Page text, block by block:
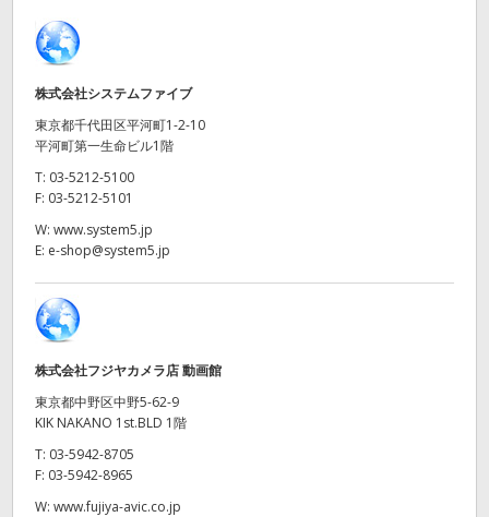
Hong Kong SAR, China
India
Italy
Mexico
Malaysia
Netherlands
New Zealand
株式会社システムファイブ
東京都千代田区平河町1-2-10
平河町第一生命ビル1階
T: 03-5212-5100
F: 03-5212-5101
W: www.system5.jp
E: e-shop@system5.jp
株式会社フジヤカメラ店 動画館
東京都中野区中野5-62-9
KIK NAKANO 1st.BLD 1階
T: 03-5942-8705
F: 03-5942-8965
W: www.fujiya-avic.co.jp